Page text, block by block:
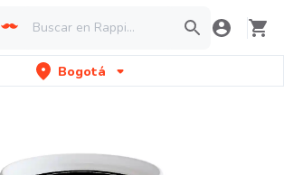
Bogotá